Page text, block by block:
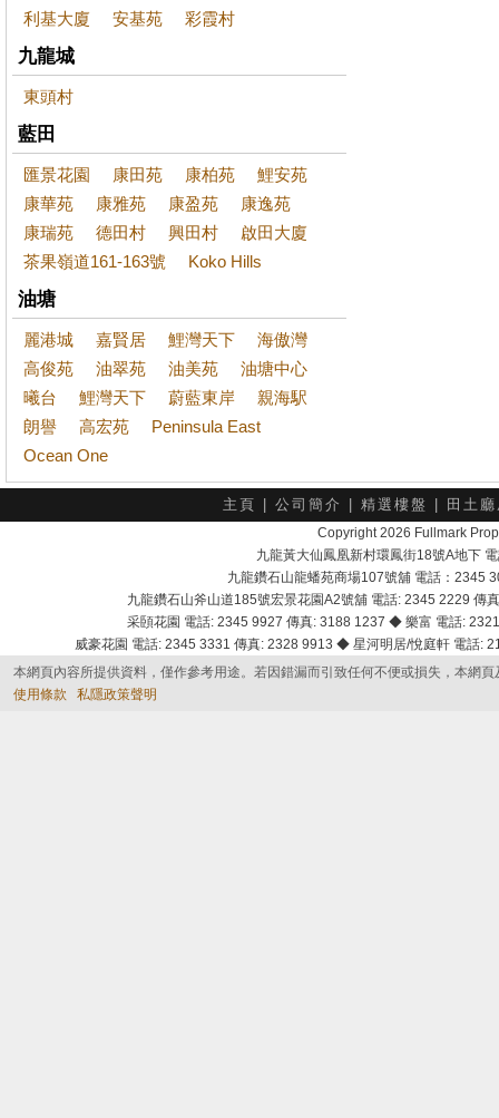
利基大廈 安基苑 彩霞村
九龍城
東頭村
藍田
匯景花園 康田苑 康柏苑
鯉安苑
康華苑
康雅苑 康盈苑
康逸苑
康瑞苑
德田村 興田村
啟田大廈
茶果嶺道161-163號
Koko Hills
油塘
麗港城 嘉賢居 鯉灣天下
海傲灣
高俊苑
油翠苑 油美苑
油塘中心
曦台
鯉灣天下 蔚藍東岸
親海駅
朗譽
高宏苑
Peninsula East
Ocean One
主頁 公司簡介 精選樓盤 田土
Copyright 2026 Fullmark
九龍黃大仙鳳凰新村環鳳街18號A地下
九龍鑽石山龍蟠苑商場107號舖 電話：2345
九龍鑽石山斧山道185號宏景花園A2號舖 電話: 2345 2229
采頣花園 電話: 2345 9927 傳真: 3188 1237 ◆ 樂富 電話:
威豪花園 電話: 2345 3331 傳真: 2328 9913 ◆ 星河明居/悅庭軒 電話
本網頁內容所提供資料，僅作參考用途。若因錯漏而引致任何不便或損失，本網
使用條款
私隱政策聲明